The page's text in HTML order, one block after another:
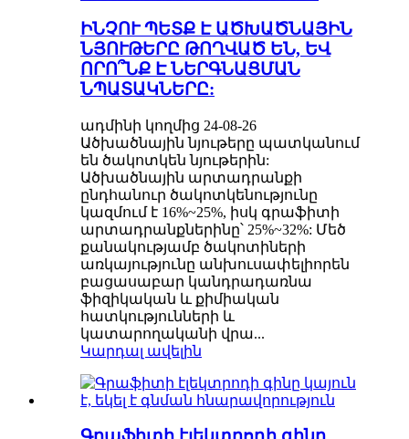
ԻՆՉՈՒ ՊԵՏՔ Է ԱԾԽԱԾՆԱՅԻՆ
ՆՅՈՒԹԵՐԸ ԹՈՂՎԱԾ ԵՆ, ԵՎ
ՈՐՈ՞ՆՔ Է ՆԵՐԳՆԱՑՄԱՆ
ՆՊԱՏԱԿՆԵՐԸ:
ադմինի կողմից 24-08-26
Ածխածնային նյութերը պատկանում
են ծակոտկեն նյութերին:
Ածխածնային արտադրանքի
ընդհանուր ծակոտկենությունը
կազմում է 16%~25%, իսկ գրաֆիտի
արտադրանքներինը՝ 25%~32%: Մեծ
քանակությամբ ծակոտիների
առկայությունը անխուսափելիորեն
բացասաբար կանդրադառնա
ֆիզիկական և քիմիական
հատկությունների և
կատարողականի վրա...
Կարդալ ավելին